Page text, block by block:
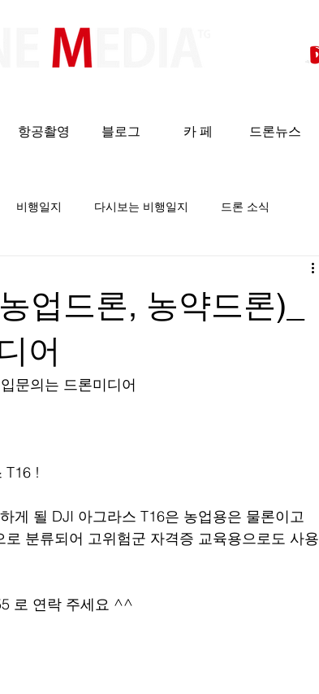
항공촬영 블로그 카 페 드론뉴스
비행일지 다시보는 비행일지 드론 소식
업드론, 농약드론)_
어
문의는 드론미디어
T16 !
게 될 DJI 아그라스 T16은 농업용은 물론이고
분류되어 고위험군 자격증 교육용으로도 사용
로 연락 주세요 ^^